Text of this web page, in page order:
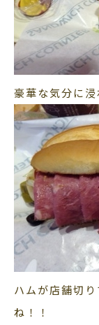
豪華な気分に浸
ハムが店舗切
ね！！